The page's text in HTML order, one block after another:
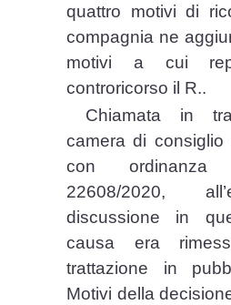
quattro motivi di
compagnia ne
motivi a cui
controricorso il R..
Chiamata in
camera di consiglio
con ordinanza
22608/2020,
discussione in
causa era
trattazione in
Motivi della